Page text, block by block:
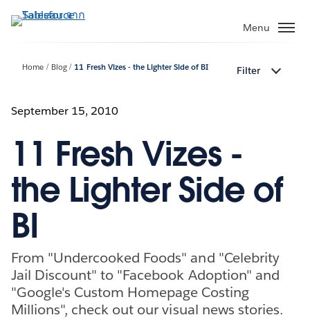
ไป
Menu
Home Blog 11 Fresh Vizes - the Lighter Side of BI Filter
September 15, 2010
11 Fresh Vizes -
the Lighter Side of
BI
From "Undercooked Foods" and "Celebrity
Jail Discount" to "Facebook Adoption" and
"Google's Custom Homepage Costing
Millions", check out our visual news stories.